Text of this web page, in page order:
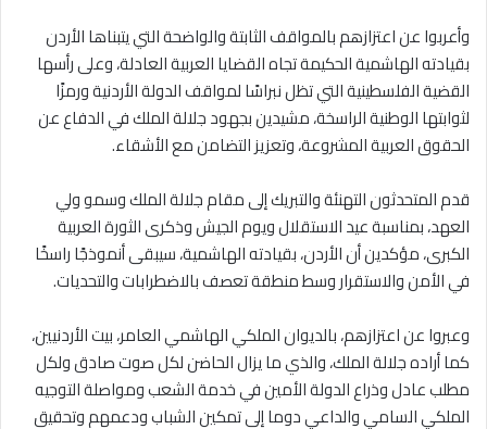
وأعربوا عن اعتزازهم بالمواقف الثابتة والواضحة التي يتبناها الأردن
بقيادته الهاشمية الحكيمة تجاه القضايا العربية العادلة، وعلى رأسها
القضية الفلسطينية التي تظل نبراسًا لمواقف الدولة الأردنية ورمزًا
لثوابتها الوطنية الراسخة، مشيدين بجهود جلالة الملك في الدفاع عن
الحقوق العربية المشروعة، وتعزيز التضامن مع الأشقاء.
قدم المتحدثون التهنئة والتبريك إلى مقام جلالة الملك وسمو ولي
العهد، بمناسبة عيد الاستقلال ويوم الجيش وذكرى الثورة العربية
الكبرى، مؤكدين أن الأردن، بقيادته الهاشمية، سيبقى أنموذجًا راسخًا
في الأمن والاستقرار وسط منطقة تعصف بالاضطرابات والتحديات.
وعبروا عن اعتزازهم، بالديوان الملكي الهاشمي العامر، بيت الأردنيين،
كما أراده جلالة الملك، والذي ما يزال الحاضن لكل صوت صادق ولكل
مطلب عادل وذراع الدولة الأمين في خدمة الشعب ومواصلة التوجيه
الملكي السامي والداعي دوما إلى تمكين الشباب ودعمهم وتحقيق